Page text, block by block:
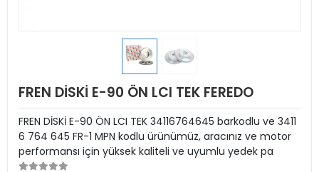
FREN DİSKİ E-90 ÖN LCI TEK FEREDO
FREN DİSKİ E-90 ÖN LCI TEK 34116764645 barkodlu ve 3411
6 764 645 FR-1 MPN kodlu ürünümüz, aracınız ve motor
performansı için yüksek kaliteli ve uyumlu yedek pa